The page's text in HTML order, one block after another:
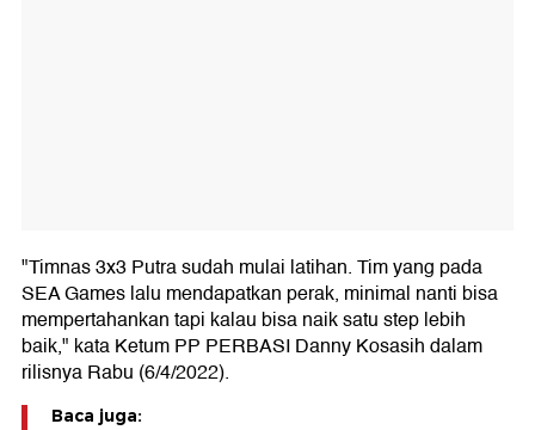
"Timnas 3x3 Putra sudah mulai latihan. Tim yang pada
SEA Games lalu mendapatkan perak, minimal nanti bisa
mempertahankan tapi kalau bisa naik satu step lebih
baik," kata Ketum PP PERBASI Danny Kosasih dalam
rilisnya Rabu (6/4/2022).
Baca juga: